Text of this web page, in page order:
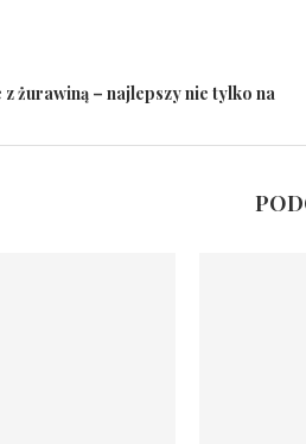
żurawiną – najlepszy nie tylko na